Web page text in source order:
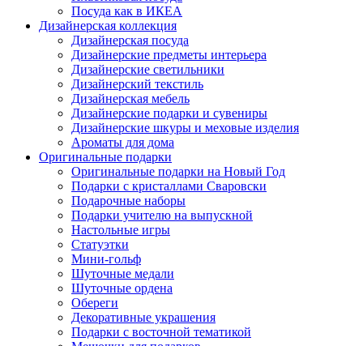
Посуда как в ИКЕА
Дизайнерская коллекция
Дизайнерская посуда
Дизайнерские предметы интерьера
Дизайнерские светильники
Дизайнерский текстиль
Дизайнерская мебель
Дизайнерские подарки и сувениры
Дизайнерские шкуры и меховые изделия
Ароматы для дома
Оригинальные подарки
Оригинальные подарки на Новый Год
Подарки с кристаллами Сваровски
Подарочные наборы
Подарки учителю на выпускной
Настольные игры
Статуэтки
Мини-гольф
Шуточные медали
Шуточные ордена
Обереги
Декоративные украшения
Подарки с восточной тематикой